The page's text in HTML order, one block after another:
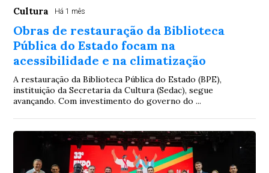
Cultura Há 1 mês
Obras de restauração da Biblioteca
Pública do Estado focam na
acessibilidade e na climatização
A restauração da Biblioteca Pública do Estado (BPE),
instituição da Secretaria da Cultura (Sedac), segue
avançando. Com investimento do governo do ...